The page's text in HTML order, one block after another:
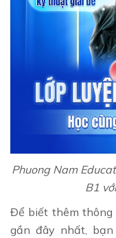
Phuong Nam
B1
Để biết thêm
gần đây nhất,